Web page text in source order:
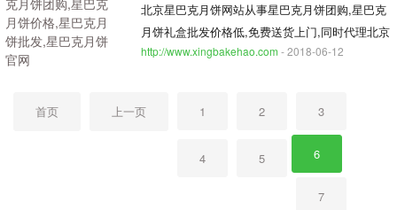
北京星巴克月饼网站从事星巴克月饼团购,星巴克
月饼礼盒批发价格低,免费送货上门,同时代理北京
各大品牌月饼,星巴克月饼服务好的网上月饼团购
http://www.xingbakehao.com - 2018-06-12
首页 上一页 1 2 3
4 5 6
7